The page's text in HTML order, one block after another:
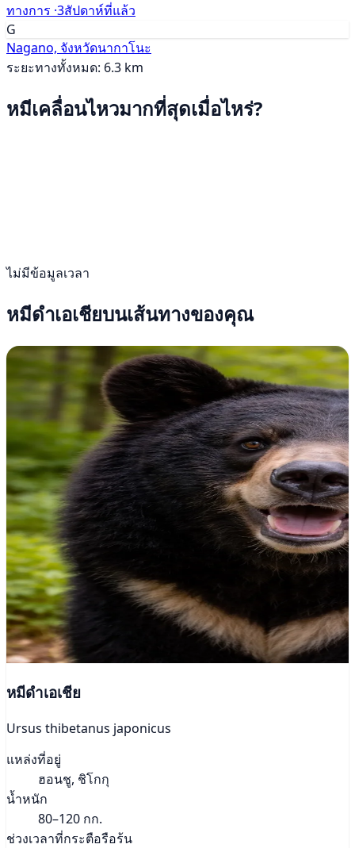
ทางการ ·3สัปดาห์ที่แล้ว
G
Nagano, จังหวัดนากาโนะ
ระยะทางทั้งหมด: 6.3 km
หมีเคลื่อนไหวมากที่สุดเมื่อไหร่?
ไม่มีข้อมูลเวลา
หมีดำเอเชียบนเส้นทางของคุณ
หมีดำเอเชีย
Ursus thibetanus japonicus
แหล่งที่อยู่
ฮอนชู, ชิโกกุ
น้ำหนัก
80–120 กก.
ช่วงเวลาที่กระตือรือร้น